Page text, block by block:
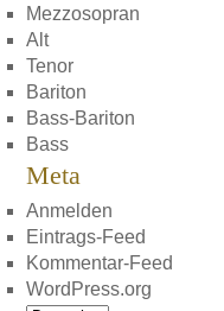
Mezzosopran
Alt
Tenor
Bariton
Bass-Bariton
Bass
Meta
Anmelden
Eintrags-Feed
Kommentar-Feed
WordPress.org